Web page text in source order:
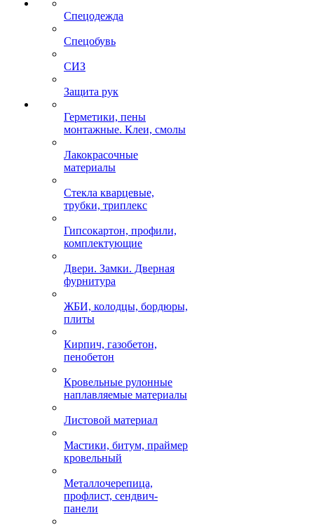
Спецодежда
Спецобувь
СИЗ
Защита рук
Герметики, пены
монтажные. Клеи, смолы
Лакокрасочные
материалы
Стекла кварцевые,
трубки, триплекс
Гипсокартон, профили,
комплектующие
Двери. Замки. Дверная
фурнитура
ЖБИ, колодцы, бордюры,
плиты
Кирпич, газобетон,
пенобетон
Кровельные рулонные
наплавляемые материалы
Листовой материал
Мастики, битум, праймер
кровельный
Металлочерепица,
профлист, сендвич-
панели